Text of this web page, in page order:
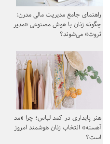
راهنمای جامع مدیریت مالی مدرن:
چگونه زنان با هوش مصنوعی «مدیر
ثروت» می‌شوند؟
هنر پایداری در کمد لباس؛ چرا «مد
آهسته» انتخاب زنان هوشمند امروز
است؟